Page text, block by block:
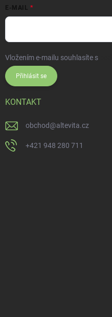
E-MAIL
Vložením e-mailu souhlasíte s
Přihlásit se
KONTAKT
obchod@altevita.cz
+421 948 280 711